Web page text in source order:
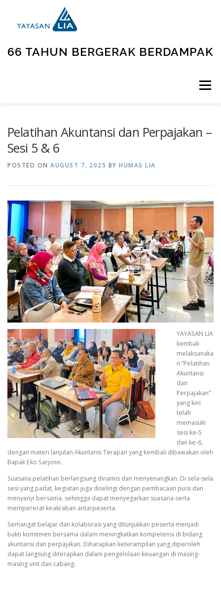
66 TAHUN BERGERAK BERDAMPAK
Menu
Pelatihan Akuntansi dan Perpajakan –
Sesi 5 & 6
POSTED ON AUGUST 7, 2025 BY HUMAS LIA
YAYASAN LIA
kembali
melaksanaka
n “Pelatihan
Akuntansi
dan
Perpajakan”
yang kini
telah
memasuki
sesi ke-5
dan ke-6,
dengan materi lanjutan Akuntansi Terapan yang kembali dibawakan oleh
Bapak Eko Sarjono.
Suasana pelatihan berlangsung dinamis dan menyenangkan. Di sela-sela
sesi yang padat, kegiatan juga diselingi dengan pembacaan puisi dan
menyanyi bersama, sehingga dapat menyegarkan suasana serta
mempererat keakraban antarpeserta.
Semangat belajar dan kolaborasi yang ditunjukkan peserta menjadi
bukti komitmen bersama dalam meningkatkan kompetensi di bidang
akuntansi dan perpajakan. Diharapkan keterampilan yang diperoleh
dapat langsung diterapkan dalam pengelolaan keuangan di masing-
masing unit dan cabang.